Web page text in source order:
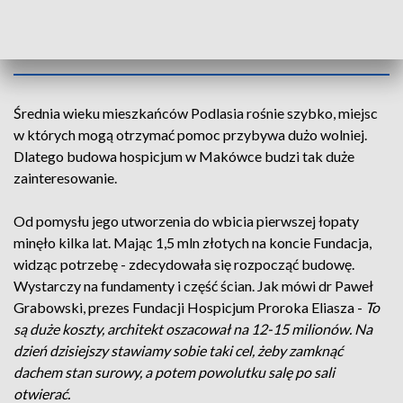
Średnia wieku mieszkańców Podlasia rośnie szybko, miejsc
w których mogą otrzymać pomoc przybywa dużo wolniej.
Dlatego budowa hospicjum w Makówce budzi tak duże
zainteresowanie.
Od pomysłu jego utworzenia do wbicia pierwszej łopaty
minęło kilka lat. Mając 1,5 mln złotych na koncie Fundacja,
widząc potrzebę - zdecydowała się rozpocząć budowę.
Wystarczy na fundamenty i część ścian. Jak mówi dr Paweł
Grabowski, prezes Fundacji Hospicjum Proroka Eliasza - To
są duże koszty, architekt oszacował na 12-15 milionów. Na
dzień dzisiejszy stawiamy sobie taki cel, żeby zamknąć
dachem stan surowy, a potem powolutku salę po sali
otwierać.